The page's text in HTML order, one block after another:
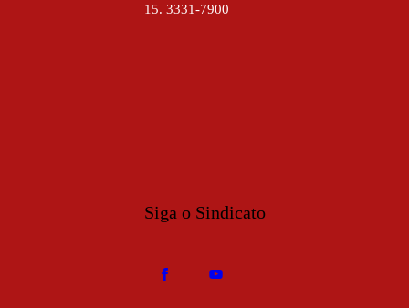
15. 3331-7900
Siga o Sindicato